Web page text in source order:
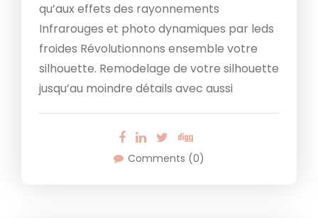
qu’aux effets des rayonnements
Infrarouges et photo dynamiques par leds
froides Révolutionnons ensemble votre
silhouette. Remodelage de votre silhouette
jusqu’au moindre détails avec aussi
Comments (0)